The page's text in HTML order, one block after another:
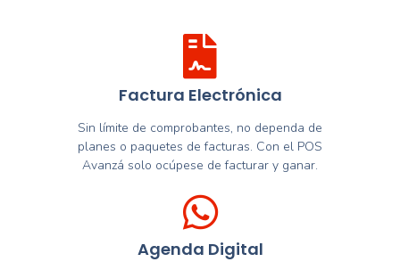
Factura Electrónica
Sin límite de comprobantes, no dependa de
planes o paquetes de facturas. Con el POS
Avanzá solo ocúpese de facturar y ganar.
Agenda Digital